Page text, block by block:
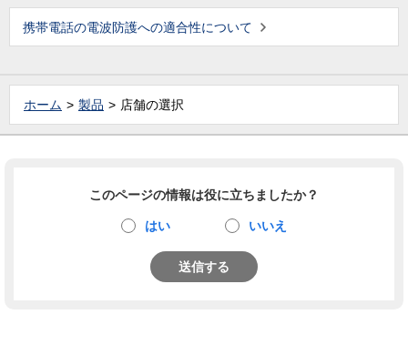
携帯電話の電波防護への適合性について
ホーム 製品 店舗の選択
このページの情報は役に立ちましたか？
はい いいえ
送信する